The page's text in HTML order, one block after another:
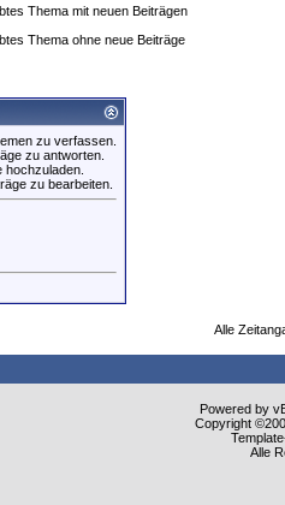
Thema mit neuen Beiträgen
Thema ohne neue Beiträge
zu verfassen.
zu antworten.
hochzuladen.
zu bearbeiten.
Alle
Powered by
Copyright
Alle